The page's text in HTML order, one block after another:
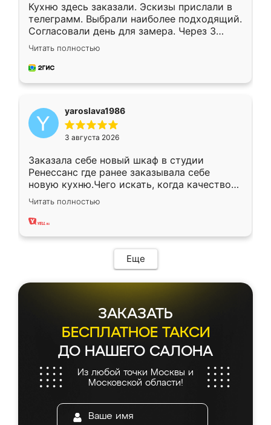
Кухню здесь заказали. Эскизы прислали в
телеграмм. Выбрали наиболее подходящий.
Согласовали день для замера. Через 3
недели кухня была уже готова. Остались
довольны работой. Спасибо Ренессанс
мебель за качественную работу!
Читать полностью
yaroslava1986
3 августа 2026
Заказала себе новый шкаф в студии
Ренессанс где ранее заказывала себе
новую кухню.Чего искать, когда качеством
вполне довольна. Служит кухня уже почти
два года, нареканий нет.
Читать полностью
Еще
ЗАКАЗАТЬ
БЕСПЛАТНОЕ ТАКСИ
ДО НАШЕГО САЛОНА
Из любой точки Москвы и
Московской области!